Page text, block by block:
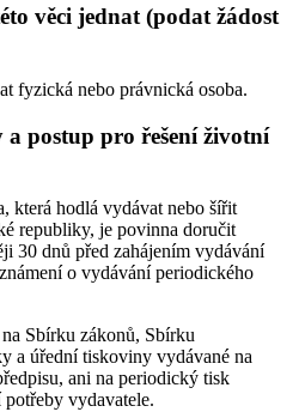
věci jednat (podat žádost
fyzická nebo právnická osoba.
postup pro řešení životní
která hodlá vydávat nebo šířit
republiky, je povinna doručit
30 dnů před zahájením vydávání
o vydávání periodického
Sbírku zákonů, Sbírku
a úřední tiskoviny vydávané na
ani na periodický tisk
vydavatele.